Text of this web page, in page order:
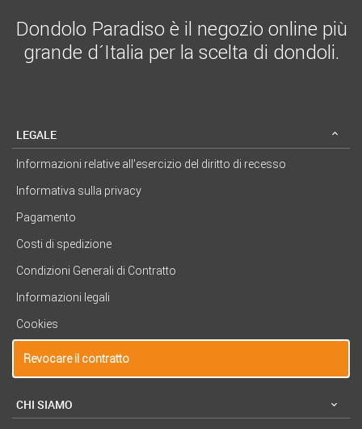
Dondolo Paradiso è il negozio online più
grande d´Italia per la scelta di dondoli.
LEGALE
Informazioni relative all’esercizio del diritto di recesso
Informativa sulla privacy
Pagamento
Costi di spedizione
Condizioni Generali di Contratto
Informazioni legali
Cookies
Revocare il contratto
CHI SIAMO